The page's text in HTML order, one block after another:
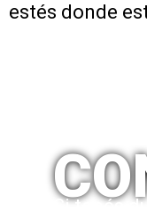
estés donde
Si tenés